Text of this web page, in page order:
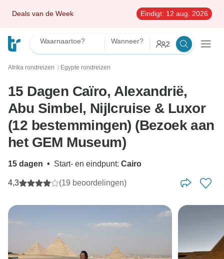
Deals van de Week Eindigt: 12 aug. 2026
Waarnaartoe? Wanneer? 2
Afrika rondreizen 〉 Egypte rondreizen
15 Dagen Caïro, Alexandrië,
Abu Simbel, Nijlcruise & Luxor
(12 bestemmingen) (Bezoek aan
het GEM Museum)
15 dagen • Start- en eindpunt: Cairo
4,3 (19 beoordelingen)